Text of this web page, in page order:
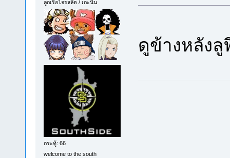
ลูกเรือโจรสลัด / เกะนิน
กระทู้: 66
welcome to the south
ดูข้างหลังลู